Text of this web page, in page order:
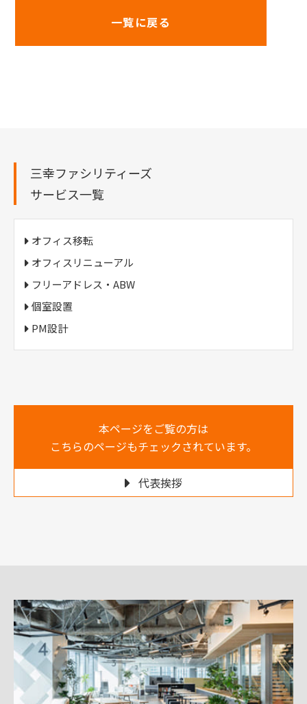
一覧に戻る
三幸ファシリティーズ
サービス一覧
オフィス移転
オフィスリニューアル
フリーアドレス・ABW
個室設置
PM設計
本ページをご覧の方は
こちらのページもチェックされています。
代表挨拶